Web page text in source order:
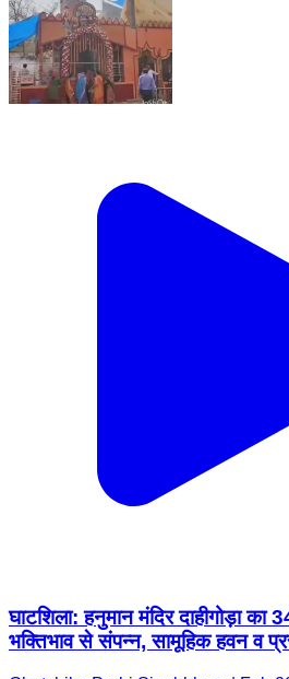
घाटशिला: हनुमान मंदिर दाहीगोड़ा का
भक्तिभाव से संपन्न, सामूहिक हवन व